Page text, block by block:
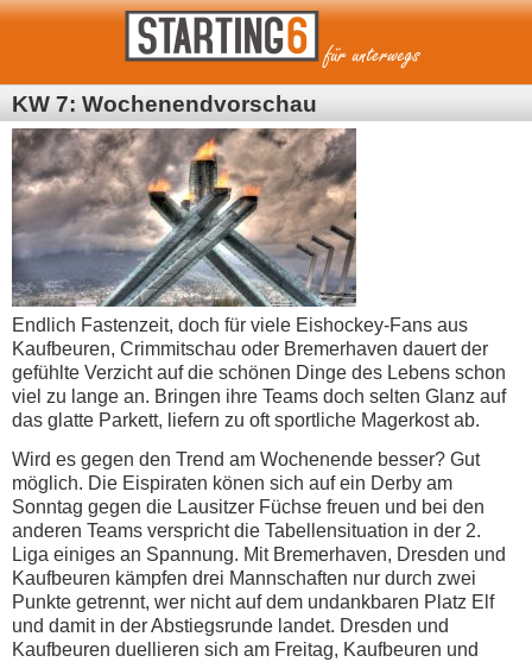
KW 7: Wochenendvorschau
Endlich Fastenzeit, doch für viele Eishockey-Fans aus
Kaufbeuren, Crimmitschau oder Bremerhaven dauert der
gefühlte Verzicht auf die schönen Dinge des Lebens schon
viel zu lange an. Bringen ihre Teams doch selten Glanz auf
das glatte Parkett, liefern zu oft sportliche Magerkost ab.
Wird es gegen den Trend am Wochenende besser? Gut
möglich. Die Eispiraten könen sich auf ein Derby am
Sonntag gegen die Lausitzer Füchse freuen und bei den
anderen Teams verspricht die Tabellensituation in der 2.
Liga einiges an Spannung. Mit Bremerhaven, Dresden und
Kaufbeuren kämpfen drei Mannschaften nur durch zwei
Punkte getrennt, wer nicht auf dem undankbaren Platz Elf
und damit in der Abstiegsrunde landet. Dresden und
Kaufbeuren duellieren sich am Freitag, Kaufbeuren und